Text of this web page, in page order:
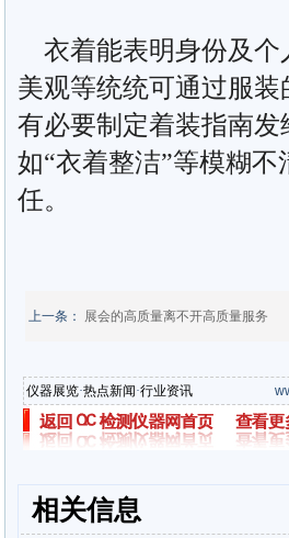
衣着能表明身份及个
美观等统统可通过服
有必要制定着装指南
如“衣着整洁”等模糊
任。
上一条： 展会的高质量离不开高质量服务
仪器展览·热点新闻·行业资讯
相关信息